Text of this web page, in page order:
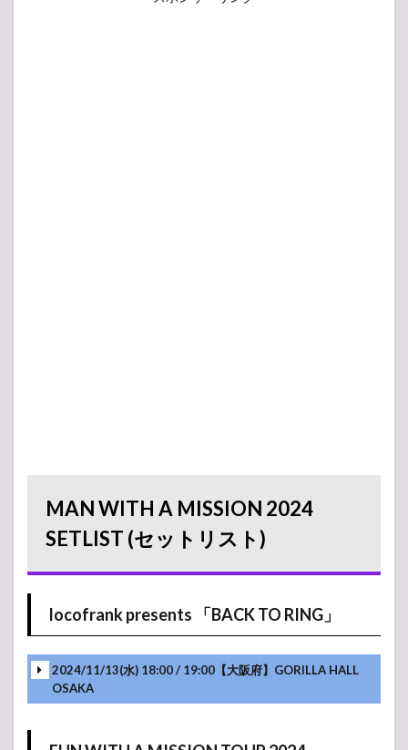
MAN WITH A MISSION 2024
SETLIST (セットリスト)
locofrank presents 「BACK TO RING」
2024/11/13(水) 18:00 / 19:00【大阪府】GORILLA HALL
OSAKA